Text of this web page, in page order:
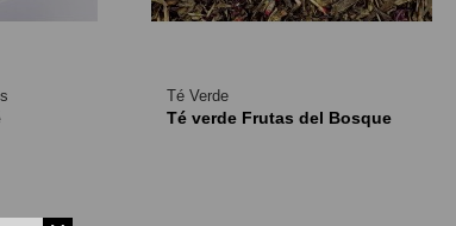
Té Verde
Té verde Frutas del Bosque